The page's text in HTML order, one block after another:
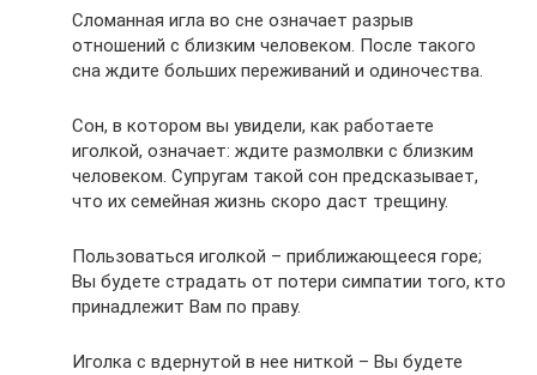
Сломанная игла во сне означает разрыв
отношений с близким человеком. После такого
сна ждите больших переживаний и одиночества.
Сон, в котором вы увидели, как работаете
иголкой, означает: ждите размолвки с близким
человеком. Супругам такой сон предсказывает,
что их семейная жизнь скоро даст трещину.
Пользоваться иголкой – приближающееся горе;
Вы будете страдать от потери симпатии того, кто
принадлежит Вам по праву.
Иголка с вдернутой в нее ниткой – Вы будете